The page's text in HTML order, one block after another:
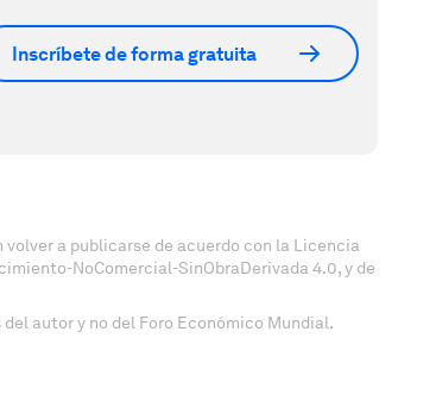
Inscríbete de forma gratuita
a publicarse de acuerdo con la Licencia
NoComercial-SinObraDerivada 4.0, y de
autor y no del Foro Económico Mundial.